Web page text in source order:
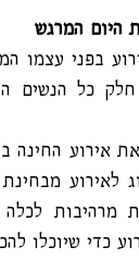
היום המרגש
בפני עצמו
כל הנשים
אירוע החינה
לאירוע
מרהיבות
כדי שיוכלו